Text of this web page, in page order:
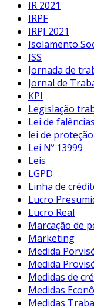
IR 2021
IRPF
IRPJ 2021
Isolamento
ISS
Jornada de
Jornal de
KPI
Legislação
Lei de falências
lei de
Lei Nº 13999
Leis
LGPD
Linha de
Lucro
Lucro Real
Marcação de
Marketing
Medida
Medida
Medidas de
Medidas
Medidas